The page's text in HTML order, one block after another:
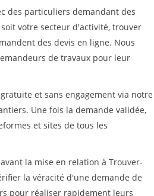
des particuliers demandant des
votre secteur d'activité, trouver
des devis en ligne. Nous
de travaux pour leur
et sans engagement via notre
Une fois la demande validée,
et sites de tous les
la mise en relation à Trouver-
la véracité d'une demande de
pour réaliser rapidement leurs